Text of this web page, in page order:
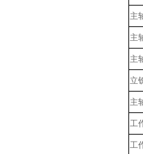
主
主
主
立
主
工
工